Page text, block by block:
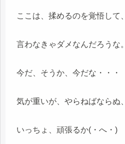
ここは、揉めるのを覚悟して、
言わなきゃダメなんだろうな。
今だ、そうか、今だな・・・
気が重いが、やらねばならぬ、
いっちょ、頑張るか(・へ・)